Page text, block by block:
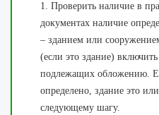
1. Проверить наличие в
документах наличие
– зданием или
(если это здание)
подлежащих обложению.
определено, здание это
следующему шагу.